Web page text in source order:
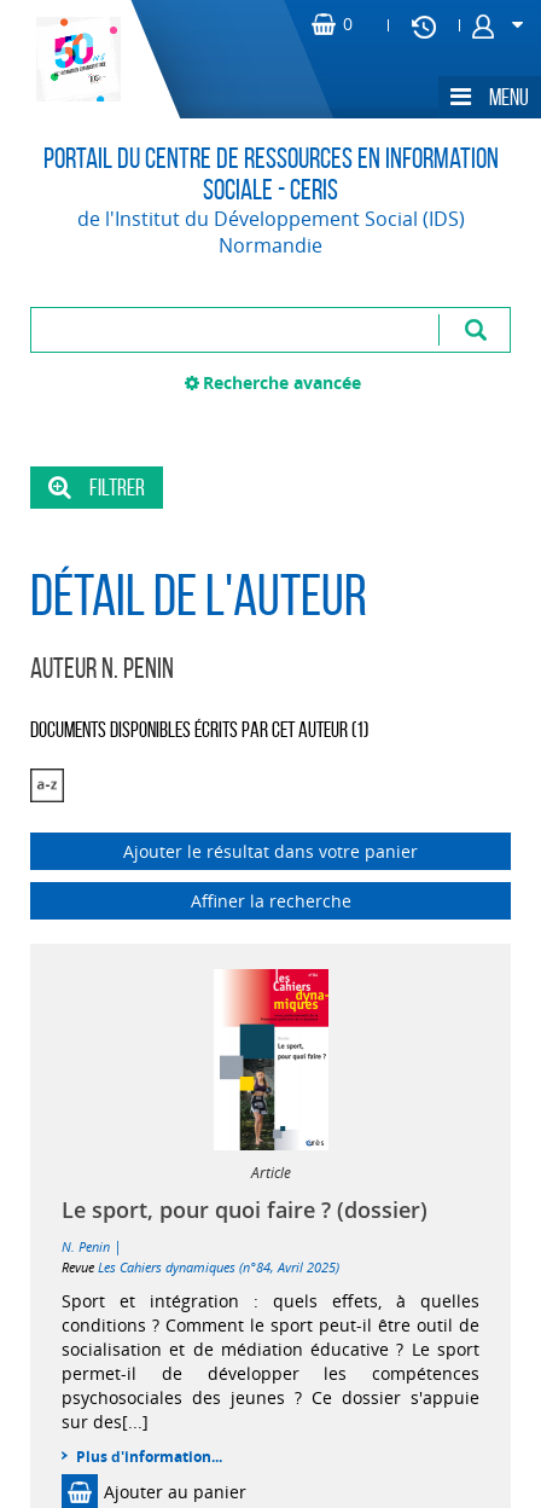
Portail du Centre de Ressources en Information
Sociale - CERIS
de l'Institut du Développement Social (IDS)
Normandie
Recherche avancée
Détail de l'auteur
Auteur N. Penin
Documents disponibles écrits par cet auteur (1)
Ajouter le résultat dans votre panier
Affiner la recherche
Article
Le sport, pour quoi faire ? (dossier)
N. Penin |
Revue Les Cahiers dynamiques (n°84, Avril 2025)
Sport et intégration : quels effets, à quelles
conditions ? Comment le sport peut-il être outil de
socialisation et de médiation éducative ? Le sport
permet-il de développer les compétences
psychosociales des jeunes ? Ce dossier s'appuie
sur des[...]
Plus d'information...
Ajouter au panier